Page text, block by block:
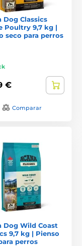
Dog Classics
Poultry 9,7 kg |
seco para perros
€
Comparar
Dog Wild Coast
9,7 kg | Pienso
perros